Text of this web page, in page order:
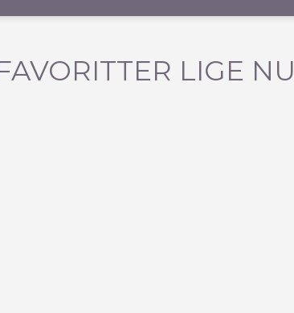
LIGE NU